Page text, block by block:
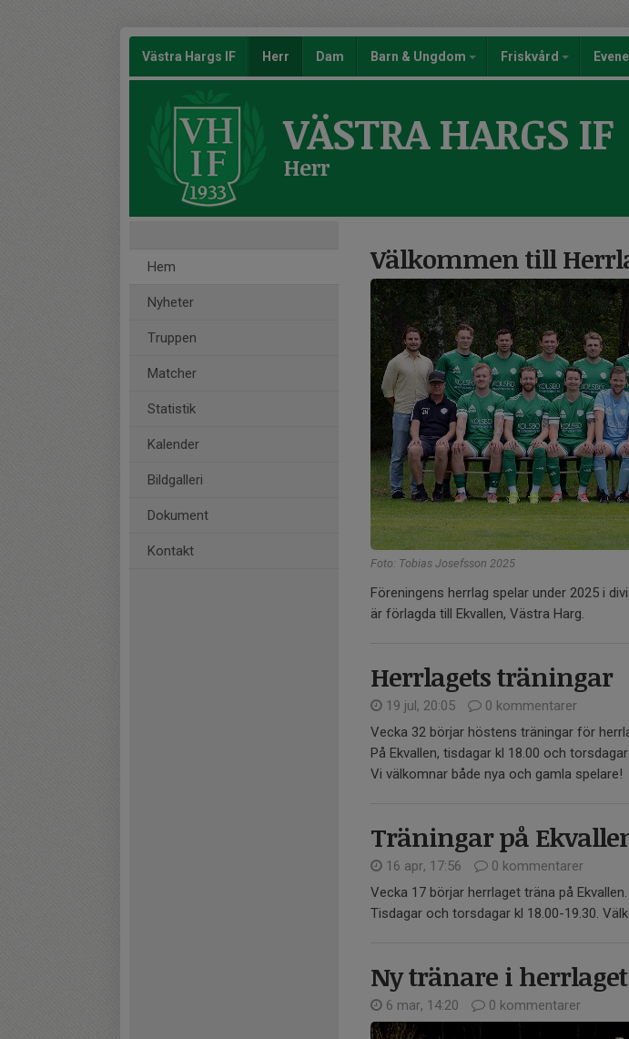
Västra Hargs IF Herr Dam Barn & Ungdom Friskvård
VÄSTRA HARGS IF
Herr
Hem
Nyheter
Truppen
Matcher
Statistik
Kalender
Bildgalleri
Dokument
Kontakt
Välkommen till
Foto: Tobias Josefsson 2025
Föreningens herrlag spelar under 2025 i
är förlagda till Ekvallen, Västra Harg.
Herrlagets träningar
19 jul, 20:05
0 kommentarer
Vecka 32 börjar höstens träningar för
På Ekvallen, tisdagar kl 18.00 och torsdagar
Vi välkomnar både nya och gamla spelare!
Träningar på
16 apr, 17:56
0 kommentarer
Vecka 17 börjar herrlaget träna på Ekvallen.
Tisdagar och torsdagar kl 18.00-19.30.
Ny tränare i herrlaget
6 mar, 14:20 0 kommentarer